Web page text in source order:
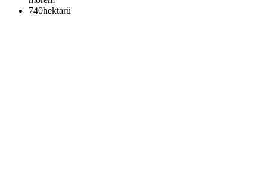
740hektarů